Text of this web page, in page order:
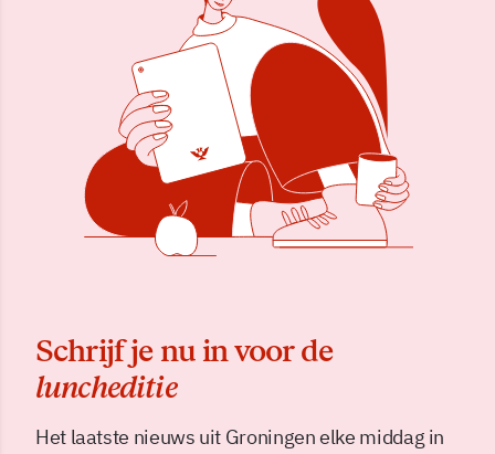
Schrijf je nu in voor de
luncheditie
Het laatste nieuws uit Groningen elke middag in